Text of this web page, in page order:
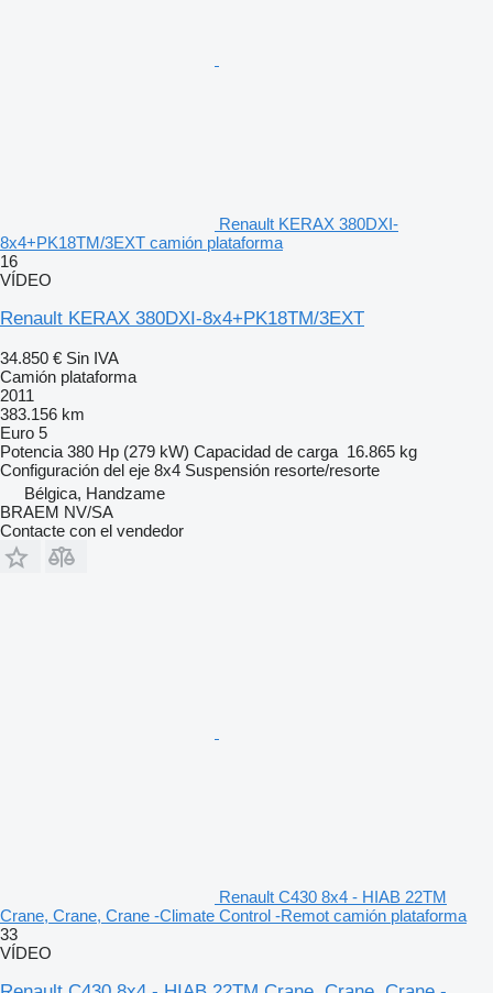
Renault KERAX 380DXI-
8x4+PK18TM/3EXT camión plataforma
16
VÍDEO
Renault KERAX 380DXI-8x4+PK18TM/3EXT
34.850 € Sin IVA
Camión plataforma
2011
383.156 km
Euro 5
Potencia 380 Hp (279 kW) Capacidad de carga 16.865 kg
Configuración del eje 8x4 Suspensión resorte/resorte
Bélgica, Handzame
BRAEM NV/SA
Contacte con el vendedor
Renault C430 8x4 - HIAB 22TM
Crane, Crane, Crane -Climate Control -Remot camión plataforma
33
VÍDEO